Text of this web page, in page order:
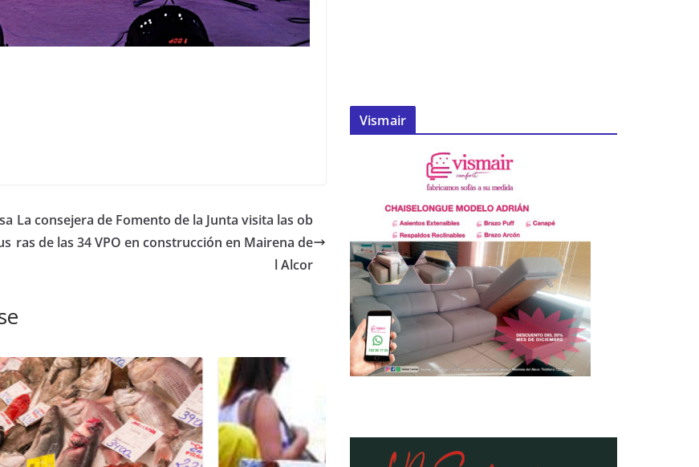
La consejera de Fomento de la Junta visita las ob
ras de las 34 VPO en construcción en Mairena de
l Alcor
Vismair